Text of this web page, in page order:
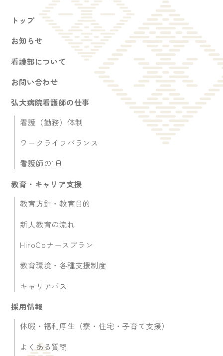
トップ
お知らせ
看護部について
お問い合わせ
弘大病院看護師の仕事
看護（勤務）体制
ワークライフバランス
看護師の1日
教育・キャリア支援
教育方針・教育目的
新人教育の流れ
HiroCoナースプラン
教育環境・各種支援制度
キャリアパス
採用情報
休暇・福利厚生（寮・住宅・子育て支援）
よくある質問